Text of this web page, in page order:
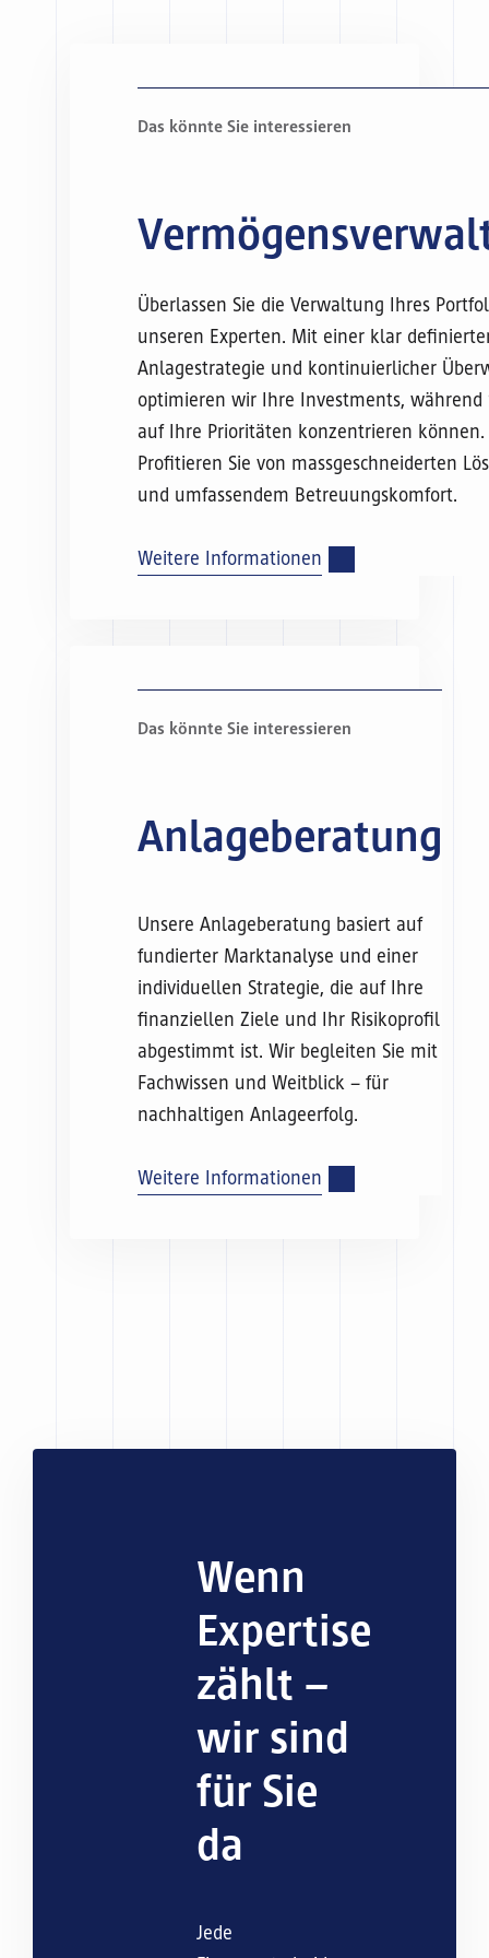
Überlassen Sie die Verwaltung Ihres
unseren Experten. Mit einer klar
Anlagestrategie und kontinuierlicher
optimieren wir Ihre Investments, während
auf Ihre Prioritäten konzentrieren können.
Profitieren Sie von massgeschneiderten
und umfassendem Betreuungskomfort.
Weitere Informationen
Anlageberatung
Unsere Anlageberatung basiert auf
fundierter Marktanalyse und einer
individuellen Strategie, die auf Ihre
finanziellen Ziele und Ihr Risikoprofil
abgestimmt ist. Wir begleiten Sie mit
Fachwissen und Weitblick – für
nachhaltigen Anlageerfolg.
Weitere Informationen
Wenn
Expertise
zählt –
wir sind
für Sie
da
Jede